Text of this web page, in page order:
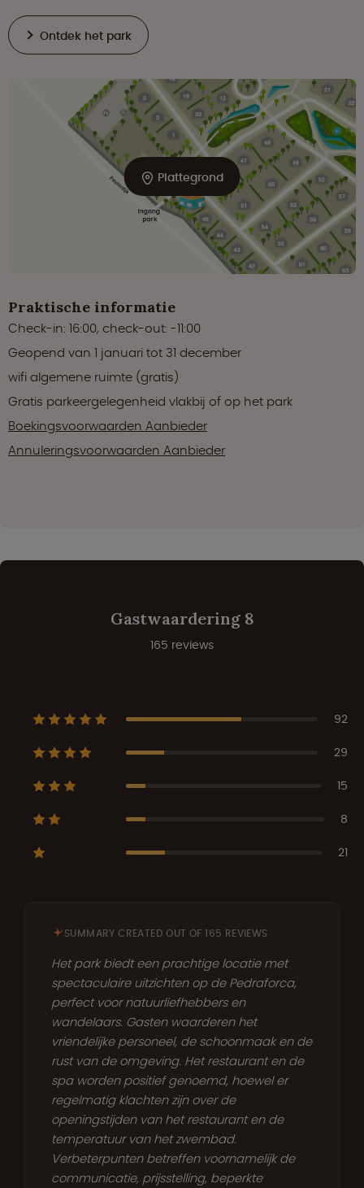
Ontdek het park
Plattegrond
Praktische informatie
Check-in: 16:00, check-out: -11:00
Geopend van 1 januari tot 31 december
wifi algemene ruimte (gratis)
Gratis parkeergelegenheid vlakbij of op het park
Boekingsvoorwaarden Aanbieder
Annuleringsvoorwaarden Aanbieder
Gastwaardering 8
165 reviews
92
29
15
8
21
SUMMARY CREATED OUT OF 165 REVIEWS
Het park biedt een prachtige locatie met
spectaculaire uitzichten op de Pedraforca,
perfect voor natuurliefhebbers en
wandelaars. Gasten waarderen het
vriendelijke personeel, de schoonmaak en de
rust van de omgeving. Het restaurant en de
spa worden positief genoemd, hoewel er
regelmatig klachten zijn over de
openingstijden van het restaurant en de
temperatuur van het zwembad.
Verbeterpunten betreffen voornamelijk de
communicatie, prijsstelling, beperkte